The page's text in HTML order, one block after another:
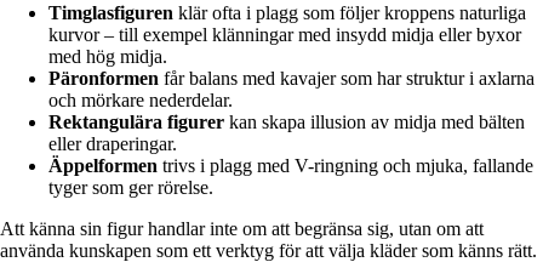
Timglasfiguren klär ofta i plagg som följer kroppens naturliga
kurvor – till exempel klänningar med insydd midja eller byxor
med hög midja.
Päronformen får balans med kavajer som har struktur i axlarna
och mörkare nederdelar.
Rektangulära figurer kan skapa illusion av midja med bälten
eller draperingar.
Äppelformen trivs i plagg med V-ringning och mjuka, fallande
tyger som ger rörelse.
Att känna sin figur handlar inte om att begränsa sig, utan om att
använda kunskapen som ett verktyg för att välja kläder som känns rätt.